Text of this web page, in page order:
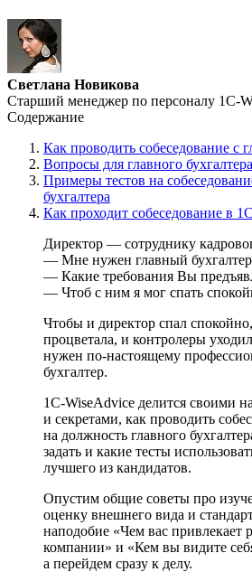
Светлана Новикова
Старший менеджер по персоналу 1C-
Содержание
Как проводить собеседование с
Вопросы для главного
Примеры тестов на
бухгалтера
Как проходит собеседование в
Директор — сотруднику
— Мне нужен главный
— Какие требования Вы
— Чтоб с ним я мог спать
Чтобы и директор спал
процветала, и контролеры
нужен по-настоящему
бухгалтер.
1С-WiseAdvice делится своими
и секретами, как проводить
на должность главного
задать и какие тесты
лучшего из кандидатов.
Опустим общие советы про
оценку внешнего вида и
наподобие «Чем вас привлекает
компании» и «Кем вы видите
а перейдем сразу к делу.